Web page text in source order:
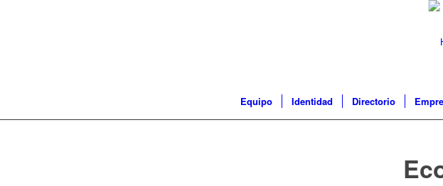
Equipo Identidad Directorio